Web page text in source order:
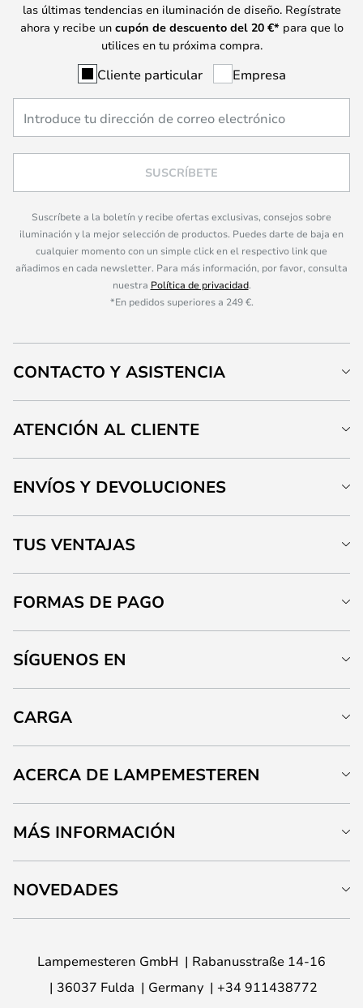
las últimas tendencias en iluminación de diseño. Regístrate
ahora y recibe un cupón de descuento del 20 €* para que lo
utilices en tu próxima compra.
Cliente particular Empresa
SUSCRÍBETE
Suscríbete a la boletín y recibe ofertas exclusivas, consejos sobre
iluminación y la mejor selección de productos. Puedes darte de baja en
cualquier momento con un simple click en el respectivo link que
añadimos en cada newsletter. Para más información, por favor, consulta
nuestra Política de privacidad.
*En pedidos superiores a 249 €.
CONTACTO Y ASISTENCIA
ATENCIÓN AL CLIENTE
ENVÍOS Y DEVOLUCIONES
TUS VENTAJAS
FORMAS DE PAGO
SÍGUENOS EN
CARGA
ACERCA DE LAMPEMESTEREN
MÁS INFORMACIÓN
NOVEDADES
Lampemesteren GmbH
Rabanusstraße 14-16
36037 Fulda
Germany
+34 911438772